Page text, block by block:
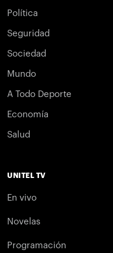
Política
Seguridad
Sociedad
Mundo
A Todo Deporte
Economía
Salud
UNITEL TV
En vivo
Novelas
Programación